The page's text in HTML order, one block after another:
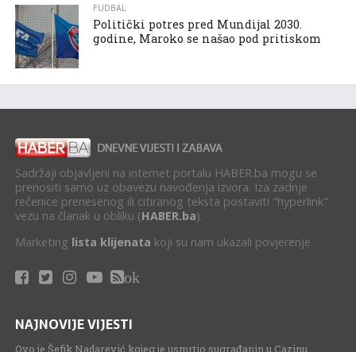
FUDBAL
Politički potres pred Mundijal 2030.
godine, Maroko se našao pod pritiskom
Sadržaji objavljeni na internet portalu HABER.ba mogu se
prenositi samo uz obavezu navođenja izvora. Iza zadnje
rečenice prenesenog ili citiranog teksta postaviti "hyperlink"
vezu na članak u obliku (HABER.ba).
Marketing lista klijenata koji su nam ukazali povjerenje.
ok
NAJNOVIJE VIJESTI
Ovo je Šefik Nadarević kojeg je usmrtio sugrađanin u Cazinu